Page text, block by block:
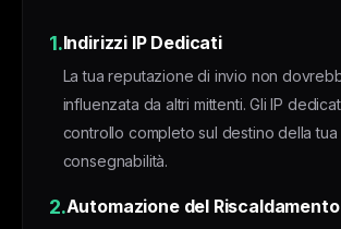
1.Indirizzi IP Dedicati
La tua reputazione di invio non
influenzata da altri mittenti. Gli IP
controllo completo sul destino della tua
consegnabilità.
2.Automazione del Riscaldamento